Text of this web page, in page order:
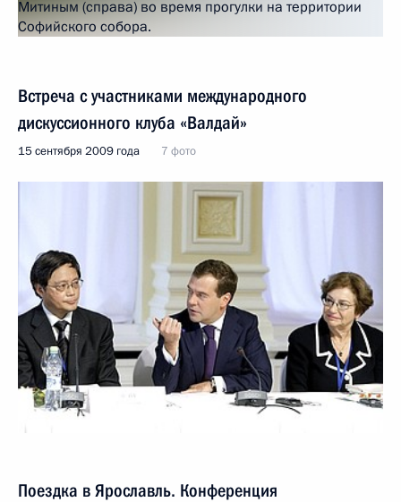
Встреча с участниками международного
дискуссионного клуба «Валдай»
15 сентября 2009 года 7 фото
Поездка в Ярославль. Конференция